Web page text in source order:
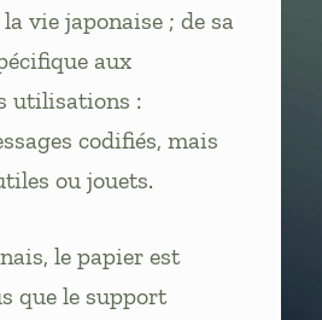
vie japonaise ; de sa
aux
utilisations :
codifiés, mais
ou jouets.
le papier est
que le support